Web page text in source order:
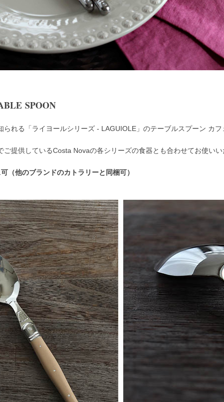
SPOON
られる「ライヨールシリーズ - LAGUIOLE」のテーブルスプーン カフ
ご提供しているCosta Novaの各シリーズの食器とも合わせてお使いい
（他のブランドのカトラリーと同梱可）